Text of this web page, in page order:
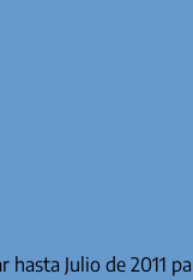
Julio de 2011